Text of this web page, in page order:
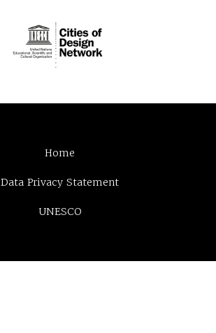
Home
Data Privacy Statement
UNESCO